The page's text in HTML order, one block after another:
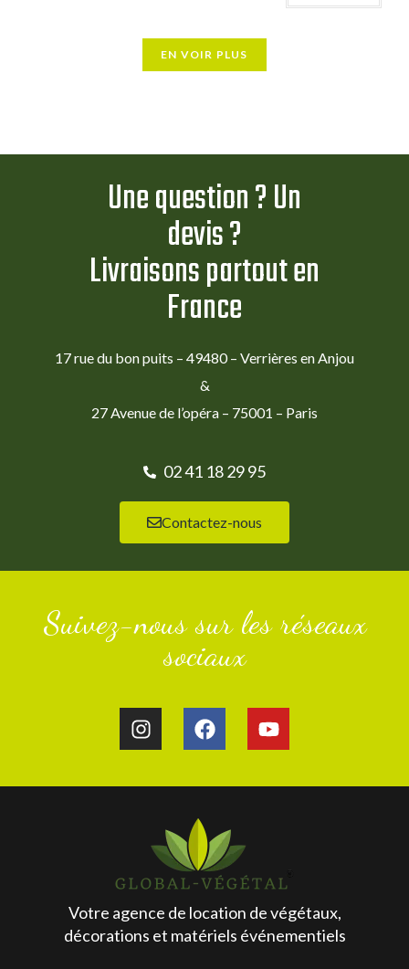
EN VOIR PLUS
Une question ? Un
devis ?
Livraisons partout en
France
17 rue du bon puits – 49480 – Verrières en Anjou
&
27 Avenue de l’opéra – 75001 – Paris
02 41 18 29 95
Contactez-nous
Suivez-nous sur les réseaux
sociaux
Votre agence de location de végétaux,
décorations et matériels événementiels